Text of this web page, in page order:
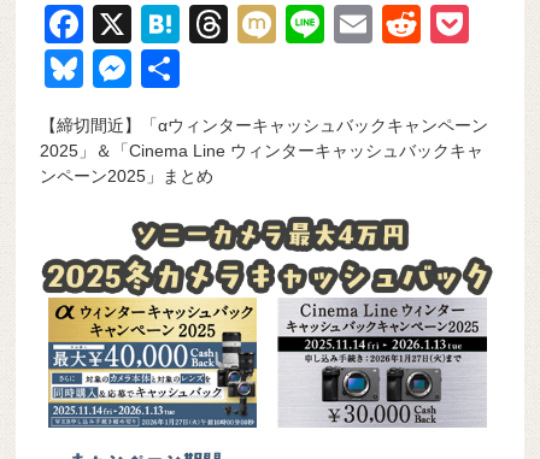
F
a
c
e
b
o
k
X
H
n
a
T
a
s
M
Li
E
R
di et
Bl
u
e
sk
M
e
ss
e
n
g
er
【締切間近】「αウィンターキャッシュバックキャンペーン
2025」＆「Cinema Line ウィンターキャッシュバックキャ
ンペーン2025」まとめ